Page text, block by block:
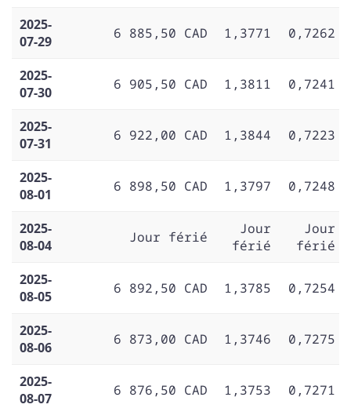
2025-
07-29
6 885,50 CAD 1,3771 0,7262
2025-
07-30
6 905,50 CAD 1,3811 0,7241
2025-
07-31
6 922,00 CAD 1,3844 0,7223
2025-
08-01
6 898,50 CAD 1,3797 0,7248
2025-
08-04
Jour férié
Jour
férié
Jour
férié
2025-
08-05
6 892,50 CAD 1,3785 0,7254
2025-
08-06
6 873,00 CAD 1,3746 0,7275
2025-
08-07
6 876,50 CAD 1,3753 0,7271